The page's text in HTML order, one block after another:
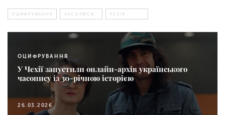
ОЦИФРУВАННЯ ЧАСОПИСИ ЧЕХІЯ
ОЦИФРУВАННЯ
У Чехії запустили онлайн-архів українського
часопису із 30-річною історією
26.03.2026